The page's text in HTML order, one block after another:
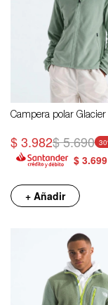
Campera polar Glacier
$3.982$5.690 30
$ 3.699
+ Añadir